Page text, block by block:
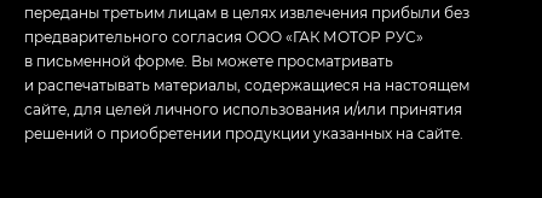
переданы третьим лицам в целях извлечения прибыли без
предварительного согласия ООО «ГАК МОТОР РУС»
в письменной форме. Вы можете просматривать
и распечатывать материалы, содержащиеся на настоящем
сайте, для целей личного использования и/или принятия
решений о приобретении продукции указанных на сайте.